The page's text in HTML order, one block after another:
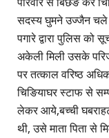
सदस्य घुमने उज्जैन चले
पगारे द्वारा पुलिस को
अकेली मिली उसके
पर तत्काल वरिष्ठ
चिङियाघर स्टाफ से
लेकर आये,बच्ची
थी, उसे माता पिता से